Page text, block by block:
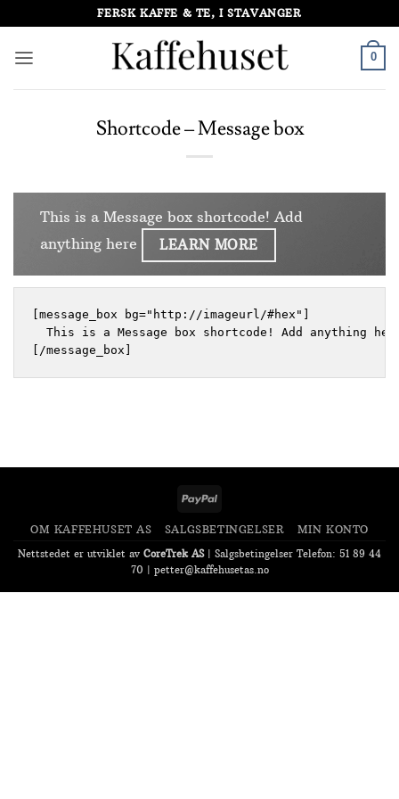
to
content
FERSK KAFFE & TE, I STAVANGER
0
Shortcode – Message box
This is a Message box shortcode! Add
anything here
LEARN MORE
[message_box bg="http://imageurl/#hex"]
This is a Message box shortcode! Add anything
PayPal
OM KAFFEHUSET AS SALGSBETINGELSER MIN KONTO
Nettstedet er utviklet av CoreTrek AS| Salgsbetingelser Telefon: 51 89 44
70 | petter@kaffehusetas.no